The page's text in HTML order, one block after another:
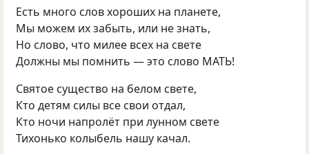
Есть много слов хороших на планете,
Мы можем их забыть, или не знать,
Но слово, что милее всех на свете
Должны мы помнить — это слово МАТЬ!
Святое существо на белом свете,
Кто детям силы все свои отдал,
Кто ночи напролёт при лунном свете
Тихонько колыбель нашу качал.